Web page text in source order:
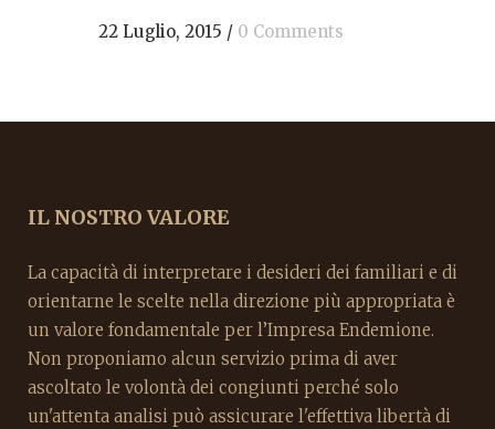
22 Luglio, 2015 / 0 Comments
IL NOSTRO VALORE
La capacità di interpretare i desideri dei familiari e di
orientarne le scelte nella direzione più appropriata è
un valore fondamentale per l’Impresa Endemione.
Non proponiamo alcun servizio prima di aver
ascoltato le volontà dei congiunti perché solo
un'attenta analisi può assicurare l'effettiva libertà di